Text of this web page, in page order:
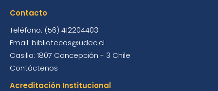
Contacto
Teléfono: (56) 412204403
Email: bibliotecas@udec.cl
Casilla: 1807 Concepción - 3 Chile
Contáctenos
Acreditación Institucional